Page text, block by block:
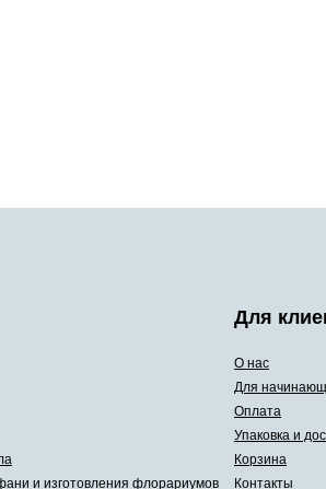
и изготовления флорариумов
Для
О нас
Для
Оплата
Упаковка и
Корзина
Контакты